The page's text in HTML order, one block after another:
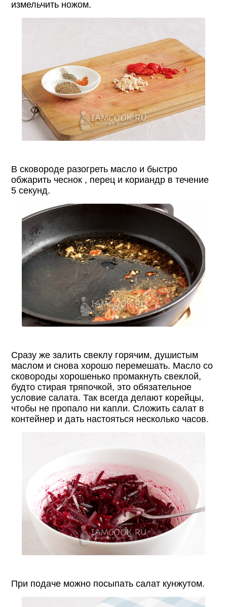
измельчить ножом.
В сковороде разогреть масло и быстро
обжарить чеснок , перец и кориандр в течение
5 секунд.
Сразу же залить свеклу горячим, душистым
маслом и снова хорошо перемешать. Масло со
сковороды хорошенько промакнуть свеклой,
будто стирая тряпочкой, это обязательное
условие салата. Так всегда делают корейцы,
чтобы не пропало ни капли. Сложить салат в
контейнер и дать настояться несколько часов.
При подаче можно посыпать салат кунжутом.